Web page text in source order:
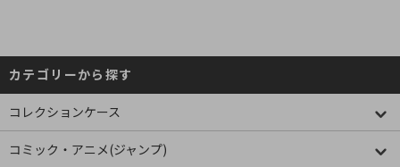
カテゴリーから探す
コレクションケース
コミック・アニメ(ジャンプ)